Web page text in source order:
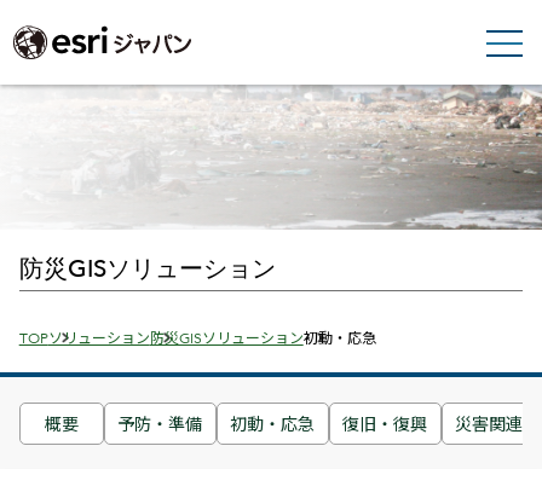
概要 予防・準備 初動・応急 復旧・復興 災害関連
防災GISソリューション
Breadcrumbs
TOPソリューション防災GISソリューション初動・応急